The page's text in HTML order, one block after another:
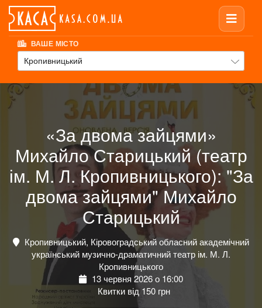
ВАШЕ МІСТО
Кропивницький
«За двома зайцями»
Михайло Старицький (театр
ім. М. Л. Кропивницького): "За
двома зайцями" Михайло
Старицький
Кропивницький, Кіровоградський обласний академічний
український музично-драматичний театр ім. М. Л.
Кропивницького
13 червня 2026 о 16:00
Квитки від 150 грн